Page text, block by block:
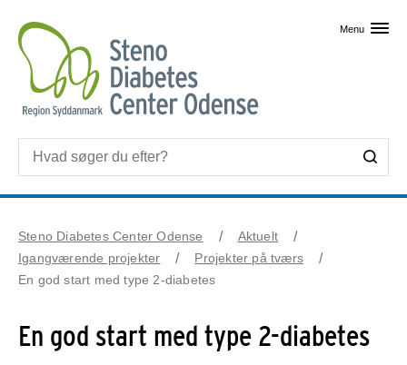
Menu
Steno Diabetes Center Odense
Aktuelt
Igangværende projekter
Projekter på tværs
En god start med type 2-diabetes
En god start med type 2-diabetes